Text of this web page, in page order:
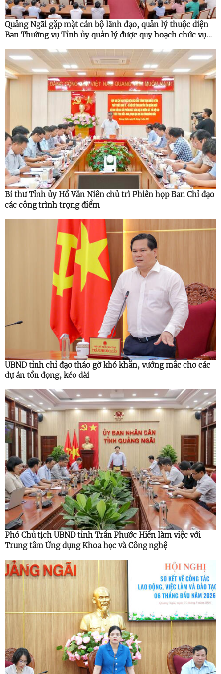
Quảng Ngãi gặp mặt cán bộ lãnh đạo, quản lý thuộc diện
Ban Thường vụ Tỉnh ủy quản lý được quy hoạch chức vụ
Bí thư Tỉnh ủy Hồ Văn Niên chủ trì Phiên họp Ban Chỉ đạo
các công trình trọng điểm
UBND tỉnh chỉ đạo tháo gỡ khó khăn, vướng mắc cho các
dự án tồn đọng, kéo dài
Phó Chủ tịch UBND tỉnh Trần Phước Hiền làm việc với
Trung tâm Ứng dụng Khoa học và Công nghệ